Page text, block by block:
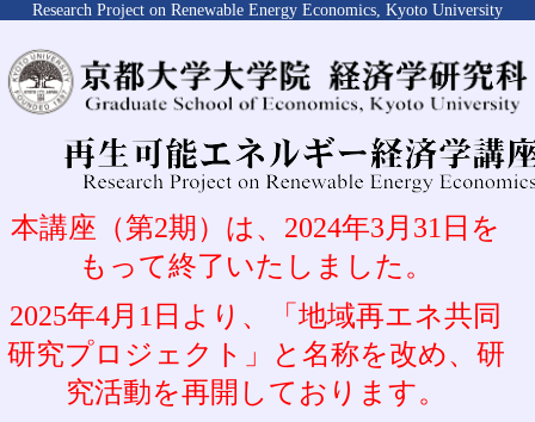
Research Project on Renewable Energy Economics, Kyoto University
本講座（第2期）は、2024年3月31日を
もって終了いたしました。
2025年4月1日より、「地域再エネ共同
研究プロジェクト」と名称を改め、研
究活動を再開しております。